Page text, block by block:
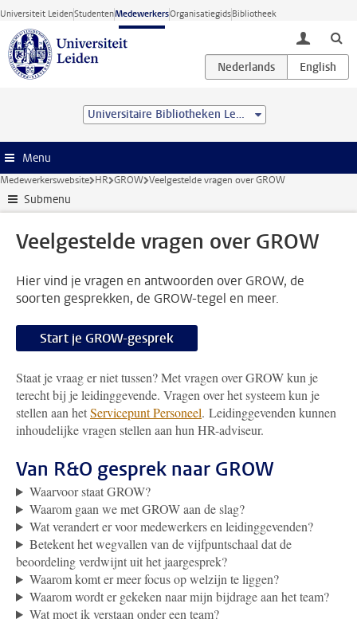
Ga direct naar de inhoud
Universiteit LeidenStudentenMedewerkersOrganisatiegidsBibliotheek
toggle
Universitaire Bibliotheken Leiden
Menu
Medewerkerswebsite HR GROW Veelgestelde vragen over GROW
Submenu
Veelgestelde vragen over GROW
Hier vind je vragen en antwoorden over GROW, de
soorten gesprekken, de GROW-tegel en meer.
Start je GROW-gesprek
Staat je vraag er niet tussen? Met vragen over GROW kun je
terecht bij je leidinggevende. Vragen over het systeem kun je
stellen aan hetServicepunt Personeel. Leidinggevenden kunnen
inhoudelijke vragen stellen aan hun HR-adviseur.
Van R&O gesprek naar GROW
Waarvoor staat GROW?
Waarom gaan we met GROW aan de slag?
Wat verandert er voor medewerkers en leidinggevenden?
Betekent het wegvallen van de vijfpuntschaal dat de
beoordeling verdwijnt uit het jaargesprek?
Waarom komt er meer focus op welzijn te liggen?
Waarom wordt er gekeken naar mijn bijdrage aan het team?
Wat moet ik verstaan onder een team?